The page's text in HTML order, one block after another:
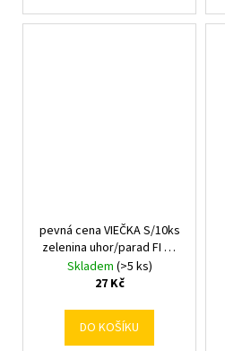
pevná cena VIEČKA S/10ks
zelenina uhor/parad FI 66
/6878/
Skladem (>5 ks)
27 Kč
DO KOŠÍKU